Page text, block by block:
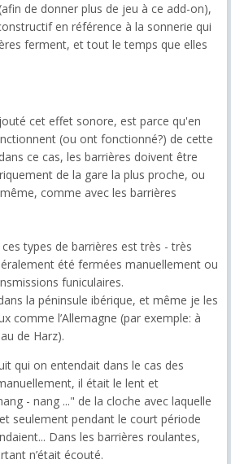
de donner plus de jeu à ce add-on),
en référence à la sonnerie qui
ferment, et tout le temps que elles
cet effet sonore, est parce qu'en
(ou ont fonctionné?) de cette
ce cas, les barrières doivent être
de la gare la plus proche, ou
comme avec les barrières
types de barrières est très - très
été fermées manuellement ou
funiculaires.
la péninsule ibérique, et même je les
comme l’Allemagne (par exemple: à
de Harz).
qui on entendait dans le cas des
il était le lent et
- nang ..." de la cloche avec laquelle
seulement pendant le court période
Dans les barrières roulantes,
n’était écouté.